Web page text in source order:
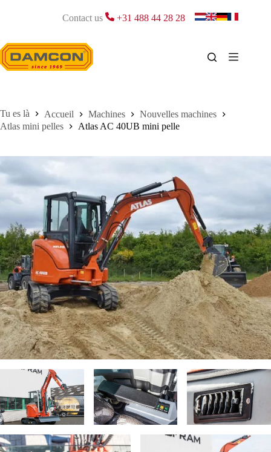
Contact us +31 488 44 28 28
Accueil Machines
Nouvelles machines
Atlas mini pelles
Atlas AC 40UB mini pelle